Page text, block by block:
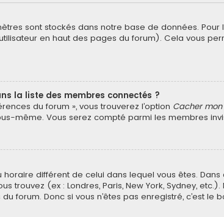
sont stockés dans notre base de données.
en haut des pages du forum). Cela vous
la liste des membres connectés ?
du forum », vous trouverez l’option Cacher
même. Vous serez compté parmi les membres
horaire différent de celui dans lequel vous êtes.
trouvez (ex : Londres, Paris, New York, Sydney,
forum. Donc si vous n’êtes pas enregistré, c’est le